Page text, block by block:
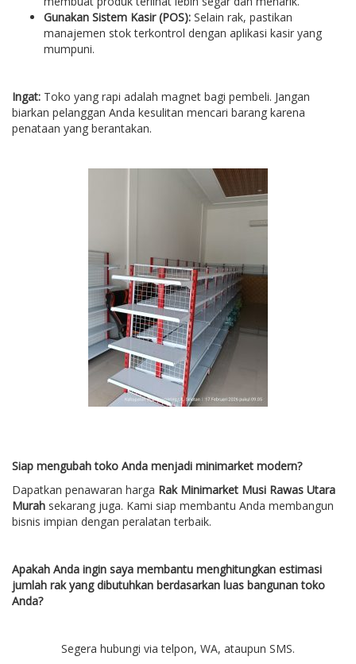
Gunakan Sistem Kasir (POS): Selain rak, pastikan
manajemen stok terkontrol dengan aplikasi kasir yang
mumpuni.
Ingat: Toko yang rapi adalah magnet bagi pembeli. Jangan
biarkan pelanggan Anda kesulitan mencari barang karena
penataan yang berantakan.
Siap mengubah toko Anda menjadi minimarket modern?
Dapatkan penawaran harga Rak Minimarket Musi Rawas Utara
Murah sekarang juga. Kami siap membantu Anda membangun
bisnis impian dengan peralatan terbaik.
Apakah Anda ingin saya membantu menghitungkan estimasi
jumlah rak yang dibutuhkan berdasarkan luas bangunan toko
Anda?
Segera hubungi via telpon, WA, ataupun SMS.